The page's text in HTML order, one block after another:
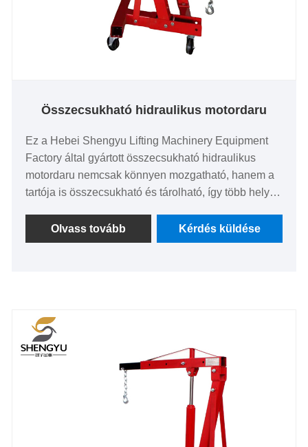
Összecsukható hidraulikus motordaru
Ez a Hebei Shengyu Lifting Machinery Equipment
Factory által gyártott összecsukható hidraulikus
motordaru nemcsak könnyen mozgatható, hanem a
tartója is összecsukható és tárolható, így több hely
egyaránt vastag acélból készült, így stabil teherbírást
és elegendő emelőerőt biztosít. A berendezés
Olvass tovább Kérdés küldése